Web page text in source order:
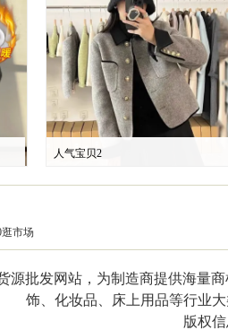
人气宝贝2
逛市场
源批发网站，为制造商提供海量
饰、化妆品、床上用品等行业
版权信